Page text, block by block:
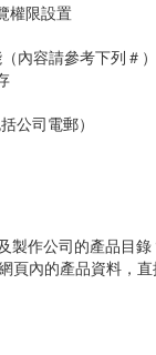
權限設置
內容請參考下列＃）
公司電郵）
製作公司的產品目
頁內的產品資料，